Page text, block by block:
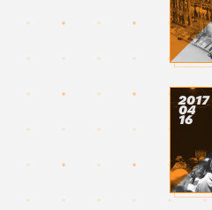
2017
04
16